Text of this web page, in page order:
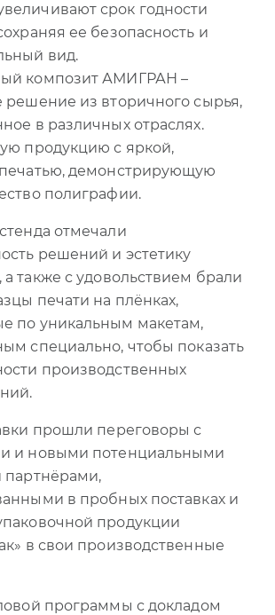
срок годности
ее безопасность и
вид.
композит АМИГРАН –
решение из вторичного сырья,
в различных отраслях.
продукцию с яркой,
демонстрирующую
полиграфии.
отмечали
решений и эстетику
также с удовольствием брали
печати на плёнках,
по уникальным макетам,
специально, чтобы показать
производственных
прошли переговоры с
и новыми потенциальными
партнёрами,
в пробных поставках и
продукции
в свои производственные
программы с докладом